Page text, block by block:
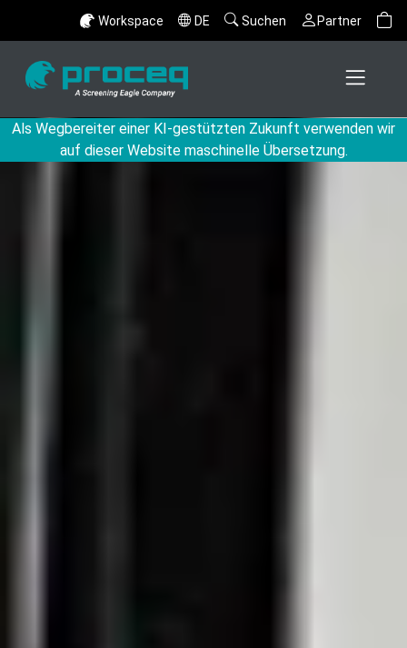
Workspace DE Suchen Partner
Als Wegbereiter einer KI-gestützten Zukunft verwenden wir
auf dieser Website maschinelle Übersetzung.